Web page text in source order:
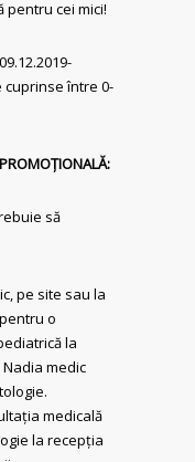
cei mici!
cuprinse între 0-
să
pe site sau la
o
la
medic
medicală
la recepția